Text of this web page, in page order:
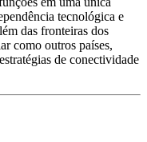
tecnológica e
das fronteiras dos
como outros países,
de conectividade